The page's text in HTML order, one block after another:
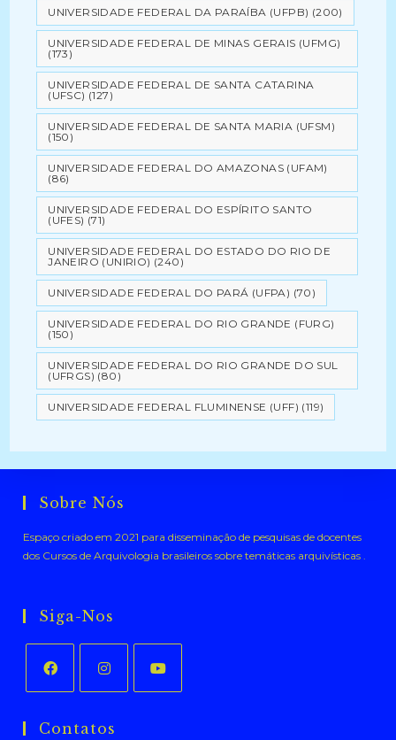
UNIVERSIDADE FEDERAL DA PARAÍBA (UFPB) (200)
UNIVERSIDADE FEDERAL DE MINAS GERAIS (UFMG)
(173)
UNIVERSIDADE FEDERAL DE SANTA CATARINA
(UFSC) (127)
UNIVERSIDADE FEDERAL DE SANTA MARIA (UFSM)
(150)
UNIVERSIDADE FEDERAL DO AMAZONAS (UFAM)
(86)
UNIVERSIDADE FEDERAL DO ESPÍRITO SANTO
(UFES) (71)
UNIVERSIDADE FEDERAL DO ESTADO DO RIO DE
JANEIRO (UNIRIO) (240)
UNIVERSIDADE FEDERAL DO PARÁ (UFPA) (70)
UNIVERSIDADE FEDERAL DO RIO GRANDE (FURG)
(150)
UNIVERSIDADE FEDERAL DO RIO GRANDE DO SUL
(UFRGS) (80)
UNIVERSIDADE FEDERAL FLUMINENSE (UFF) (119)
Sobre Nós
Espaço criado em 2021 para disseminação de pesquisas de docentes
dos Cursos de Arquivologia brasileiros sobre temáticas arquivísticas .
Siga-Nos
em
em
Contatos